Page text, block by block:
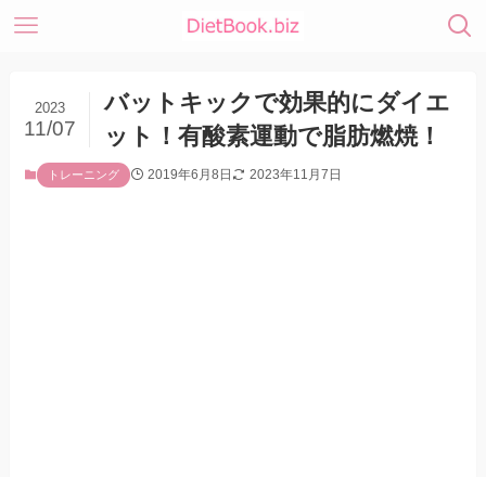
バットキックで効果的にダイエ
ット！有酸素運動で脂肪燃焼！
2023
11/07
トレーニング 2019年6月8日 2023年11月7日